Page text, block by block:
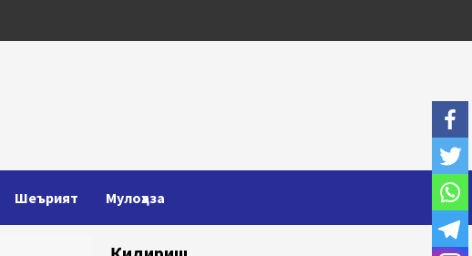
Шеърият Мулоҳаза